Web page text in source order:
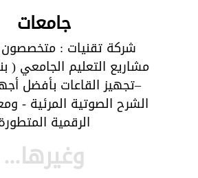
جامعات
شركة تقنيات : متخصصون
مشاريع التعليم الجامعي (
–تجهيز القاعات بأفضل
الشرح الصوتية المرئية -
الرقمية
وغيرها...